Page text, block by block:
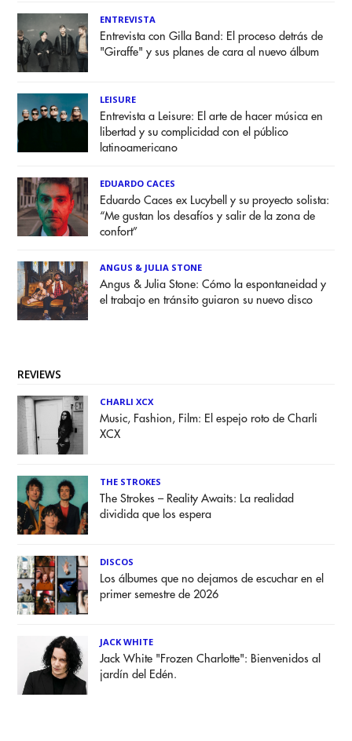
ENTREVISTA
Entrevista con Gilla Band: El proceso detrás de
"Giraffe" y sus planes de cara al nuevo álbum
LEISURE
Entrevista a Leisure: El arte de hacer música en
libertad y su complicidad con el público
latinoamericano
EDUARDO CACES
Eduardo Caces ex Lucybell y su proyecto solista:
“Me gustan los desafíos y salir de la zona de
confort”
ANGUS & JULIA STONE
Angus & Julia Stone: Cómo la espontaneidad y
el trabajo en tránsito guiaron su nuevo disco
REVIEWS
CHARLI XCX
Music, Fashion, Film: El espejo roto de Charli
XCX
THE STROKES
The Strokes – Reality Awaits: La realidad
dividida que los espera
DISCOS
Los álbumes que no dejamos de escuchar en el
primer semestre de 2026
JACK WHITE
Jack White "Frozen Charlotte": Bienvenidos al
jardín del Edén.